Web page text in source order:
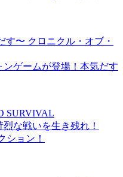
〜 クロニクル・オブ・
ンゲームが登場！本気だす
SURVIVAL
な戦いを生き残れ！
ション！